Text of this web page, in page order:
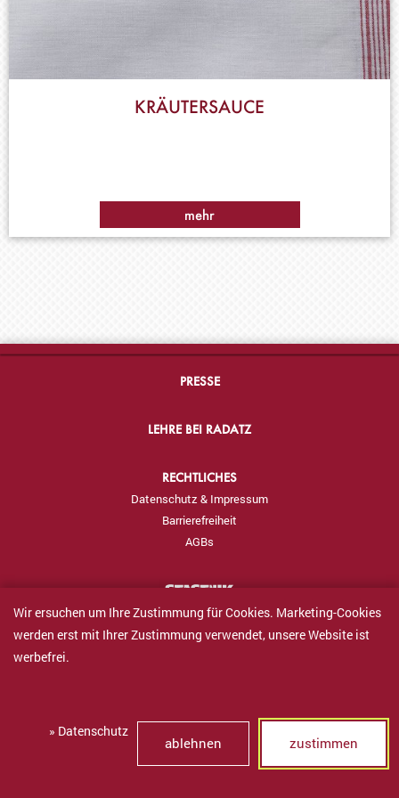
KRÄUTERSAUCE
mehr
PRESSE
LEHRE BEI RADATZ
RECHTLICHES
Datenschutz & Impressum
Barrierefreiheit
AGBs
VERKAUF B2B
Wir ersuchen um Ihre Zustimmung für Cookies. Marketing-Cookies
werden erst mit Ihrer Zustimmung verwendet, unsere Website ist
werbefrei.
» Datenschutz
ablehnen zustimmen